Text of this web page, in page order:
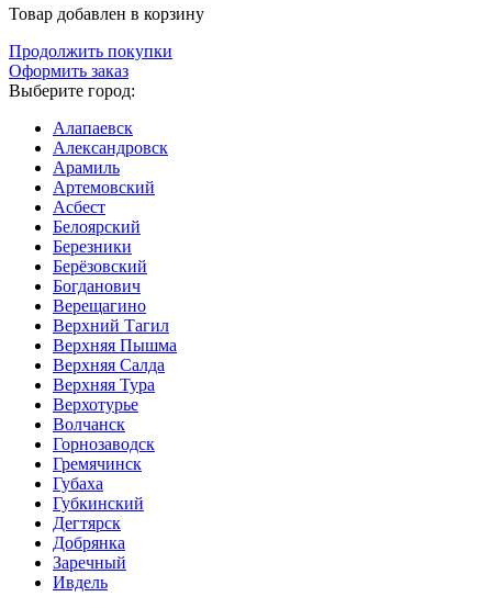
Товар добавлен в корзину
Продолжить покупки
Оформить заказ
Выберите город:
Алапаевск
Александровск
Арамиль
Артемовский
Асбест
Белоярский
Березники
Берёзовский
Богданович
Верещагино
Верхний Тагил
Верхняя Пышма
Верхняя Салда
Верхняя Тура
Верхотурье
Волчанск
Горнозаводск
Гремячинск
Губаха
Губкинский
Дегтярск
Добрянка
Заречный
Ивдель